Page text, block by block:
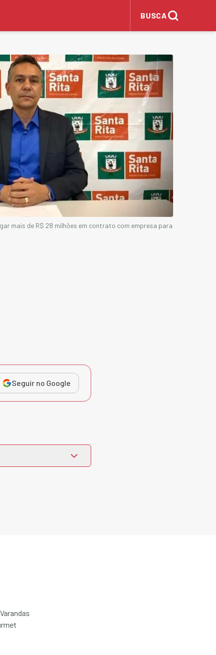
BUSCA
mais de R$ 28 milhões em contrato com empresa para
Seguir no Google